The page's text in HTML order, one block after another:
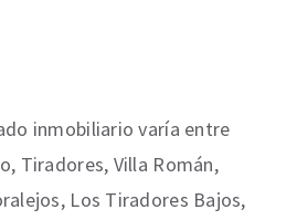
inmobiliario varía entre
Tiradores, Villa Román,
Los Tiradores Bajos,